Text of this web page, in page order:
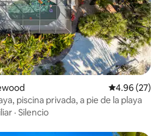
Calificación
4.96 (27)
piscina privada, a pie de la playa
· Silencio